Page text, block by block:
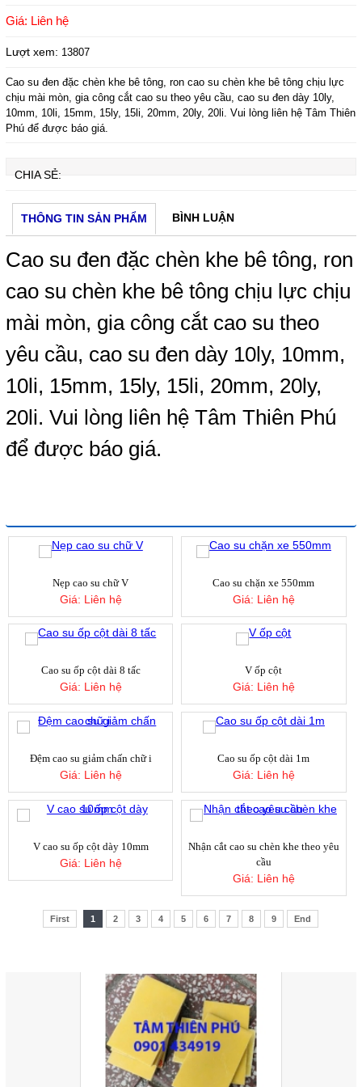
Giá: Liên hệ
Lượt xem: 13807
Cao su đen đặc chèn khe bê tông, ron cao su chèn khe bê tông chịu lực
chịu mài mòn, gia công cắt cao su theo yêu cầu, cao su đen dày 10ly,
10mm, 10li, 15mm, 15ly, 15li, 20mm, 20ly, 20li. Vui lòng liên hệ Tâm Thiên
Phú để được báo giá.
CHIA SẺ:
THÔNG TIN SẢN PHẨM BÌNH LUẬN
Cao su đen đặc chèn khe bê tông, ron
cao su chèn khe bê tông chịu lực chịu
mài mòn, gia công cắt cao su theo
yêu cầu, cao su đen dày 10ly, 10mm,
10li, 15mm, 15ly, 15li, 20mm, 20ly,
20li. Vui lòng liên hệ Tâm Thiên Phú
để được báo giá.
Nẹp cao su chữ V
Giá: Liên hệ
Cao su chặn xe 550mm
Giá: Liên hệ
Cao su ốp cột dài 8 tấc
Giá: Liên hệ
V ốp cột
Giá: Liên hệ
Đệm cao su giảm chấn chữ i
Giá: Liên hệ
Cao su ốp cột dài 1m
Giá: Liên hệ
V cao su ốp cột dày 10mm
Giá: Liên hệ
Nhận cắt cao su chèn khe theo yêu
cầu
Giá: Liên hệ
First 1 2 3 4 5 6 7 8 9 End
Tấm mút eva xanh dương 5mm
Giá:Liên hệ
miếng đệm tròn đặc silicon
Giá: Liên hệ
Giá:Liên hệ
Cây nhựa PVC xám phi 110
xốp bitis xanh dương 10mm
Tấm mút xốp eva màu cam
Giá:Liên hệ